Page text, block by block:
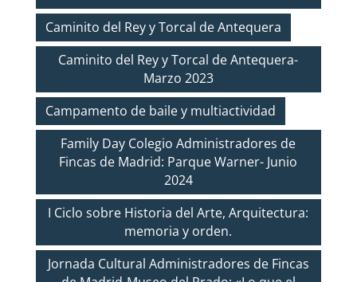
Caminito del Rey y Torcal de Antequera
Caminito del Rey y Torcal de Antequera-
Marzo 2023
Campamento de baile y multiactividad
Family Day Colegio Administradores de
Fincas de Madrid: Parque Warner- Junio
2024
I Ciclo sobre Historia del Arte, Arquitectura:
memoria y orden.
Jornada Cultural Administradores de Fincas